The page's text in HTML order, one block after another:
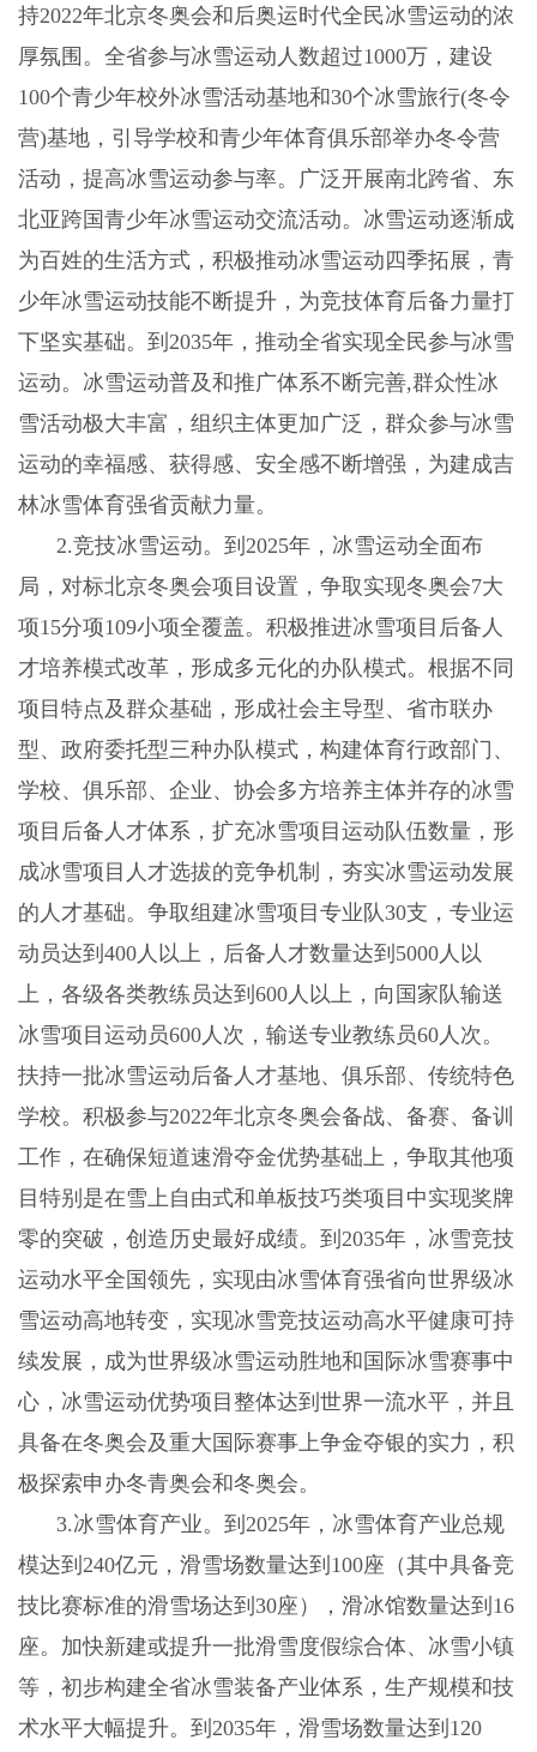
持2022年北京冬奥会和后奥运时代全民冰雪运动的浓
厚氛围。全省参与冰雪运动人数超过1000万，建设
100个青少年校外冰雪活动基地和30个冰雪旅行(冬令
营)基地，引导学校和青少年体育俱乐部举办冬令营
活动，提高冰雪运动参与率。广泛开展南北跨省、东
北亚跨国青少年冰雪运动交流活动。冰雪运动逐渐成
为百姓的生活方式，积极推动冰雪运动四季拓展，青
少年冰雪运动技能不断提升，为竞技体育后备力量打
下坚实基础。到 2035年，推动全省实现全民参与冰雪
运动。冰雪运动普及和推广体系不断完善,群众性冰
雪活动极大丰富，组织主体更加广泛，群众参与冰雪
运动的幸福感、获得感、安全感不断增强，为建成吉
林冰雪体育强省贡献力量。
2.竞技冰雪运动。到 2025年，冰雪运动全面布
局，对标北京冬奥会项目设置，争取实现冬奥会7大
项15分项109小项全覆盖。积极推进冰雪项目后备人
才培养模式改革，形成多元化的办队模式。根据不同
项目特点及群众基础，形成社会主导型、省市联办
型、政府委托型三种办队模式，构建体育行政部门、
学校、俱乐部、企业、协会多方培养主体并存的冰雪
项目后备人才体系，扩充冰雪项目运动队伍数量，形
成冰雪项目人才选拔的竞争机制，夯实冰雪运动发展
的人才基础。争取组建冰雪项目专业队 30支，专业运
动员达到 400 人以上，后备人才数量达到 5000 人以
上，各级各类教练员达到 600 人以上，向国家队输送
冰雪项目运动员600 人次，输送专业教练员60 人次。
扶持一批冰雪运动后备人才基地、俱乐部、传统特色
学校。积极参与2022年北京冬奥会备战、备赛、备训
工作，在确保短道速滑夺金优势基础上，争取其他项
目特别是在雪上自由式和单板技巧类项目中实现奖牌
零的突破，创造历史最好成绩。到 2035年，冰雪竞技
运动水平全国领先，实现由冰雪体育强省向世界级冰
雪运动高地转变，实现冰雪竞技运动高水平健康可持
续发展，成为世界级冰雪运动胜地和国际冰雪赛事中
心，冰雪运动优势项目整体达到世界一流水平，并且
具备在冬奥会及重大国际赛事上争金夺银的实力，积
极探索申办冬青奥会和冬奥会。
3.冰雪体育产业。到 2025年，冰雪体育产业总规
模达到 240亿元，滑雪场数量达到 100座（其中具备竞
技比赛标准的滑雪场达到 30座），滑冰馆数量达到 16
座。加快新建或提升一批滑雪度假综合体、冰雪小镇
等，初步构建全省冰雪装备产业体系，生产规模和技
术水平大幅提升。到 2035年，滑雪场数量达到 120